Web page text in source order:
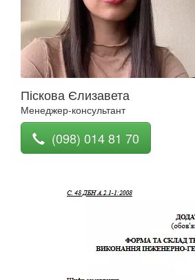
Піскова Єлизавета
Менеджер-консультант
(098) 014 81 70